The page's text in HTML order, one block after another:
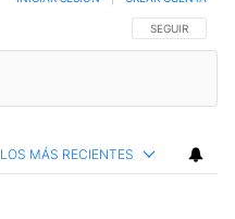
SIGA ESTA
SEGUIR
LOS MÁS RECIENTES